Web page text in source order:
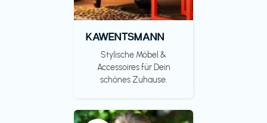
KAWENTSMANN
Stylische Möbel &
Accessoires für Dein
schönes Zuhause.